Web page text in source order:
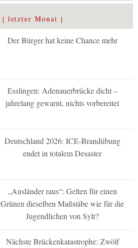
letzter Monat
Der Bürger hat keine Chance mehr
Esslingen: Adenauerbrücke dicht –
jahrelang gewarnt, nichts vorbereitet
Deutschland 2026: ICE-Brandübung
endet in totalem Desaster
„Ausländer raus“: Gelten für einen
Grünen dieselben Maßstäbe wie für die
Jugendlichen von Sylt?
Nächste Brückenkatastrophe: Zwölf